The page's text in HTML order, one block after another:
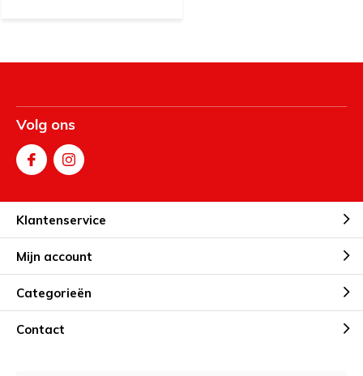
Volg ons
Klantenservice
Mijn account
Categorieën
Contact